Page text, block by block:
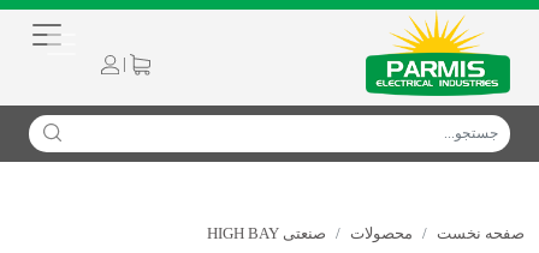
|
صفحه نخست محصولات
صنعتی HIGH BAY